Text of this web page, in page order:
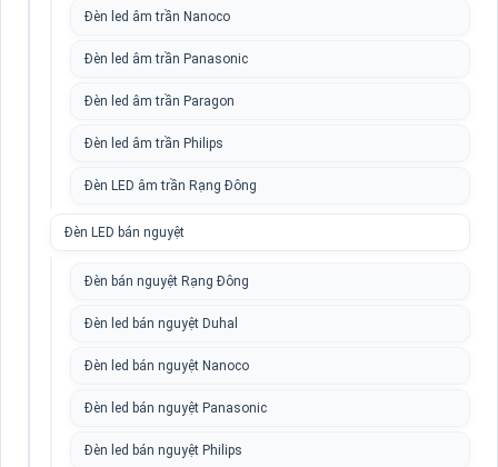
Đèn led âm trần Nanoco
Đèn led âm trần Panasonic
Đèn led âm trần Paragon
Đèn led âm trần Philips
Đèn LED âm trần Rạng Đông
Đèn LED bán nguyệt
Đèn bán nguyệt Rạng Đông
Đèn led bán nguyệt Duhal
Đèn led bán nguyệt Nanoco
Đèn led bán nguyệt Panasonic
Đèn led bán nguyệt Philips